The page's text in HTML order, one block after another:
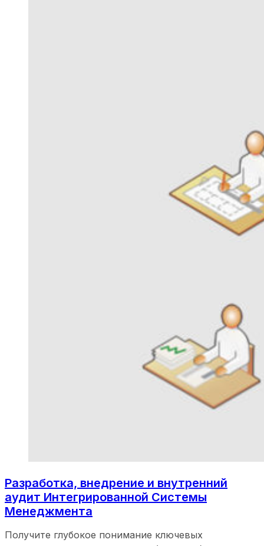
Разработка, внедрение и внутренний
аудит Интегрированной Системы
Менеджмента
Получите глубокое понимание ключевых